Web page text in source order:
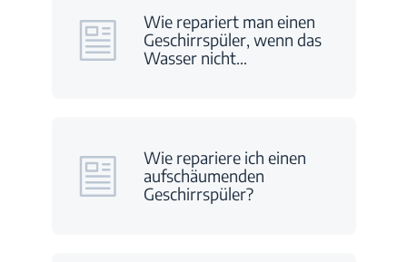
Wie repariert man einen
Geschirrspüler, wenn das
Wasser nicht…
Wie repariere ich einen
aufschäumenden
Geschirrspüler?